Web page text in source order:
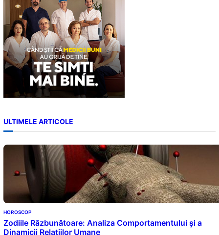
ULTIMELE ARTICOLE
HOROSCOP
Zodiile Răzbunătoare: Analiza Comportamentului și a
Dinamicii Relațiilor Umane